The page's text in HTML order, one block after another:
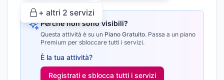
+ altri 2 servizi
Perché non sono visibili?
Questa attività è su un Piano Gratuito. Passa a un piano
Premium per sbloccare tutti i servizi.
È la tua attività?
Registrati e sblocca tutti i servizi